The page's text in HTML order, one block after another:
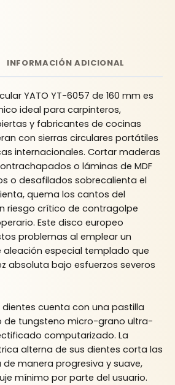
INFORMACIÓN ADICIONAL
YATO YT-6057 de 160 mm es
ideal para carpinteros,
y fabricantes de cocinas
con sierras circulares portátiles
internacionales. Cortar maderas
o láminas de MDF
o desafilados sobrecalienta el
quema los cantos del
riesgo crítico de contragolpe
Este disco europeo
problemas al emplear un
especial templado que
absoluta bajo esfuerzos severos
cuenta con una pastilla
de tungsteno micro-grano ultra-
computarizado. La
alterna de sus dientes corta las
manera progresiva y suave,
mínimo por parte del usuario.